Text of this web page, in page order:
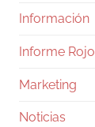
Información
Informe Rojo
Marketing
Noticias